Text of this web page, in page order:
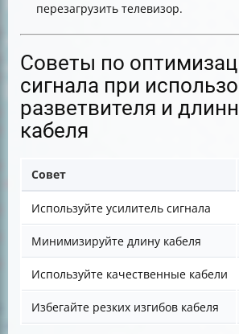
перезагрузить телевизор.
Советы по
сигнала при
разветвителя и
кабеля
Совет
Используйте усилитель сигнала
Минимизируйте длину кабеля
Используйте качественные кабели
Избегайте резких изгибов кабеля